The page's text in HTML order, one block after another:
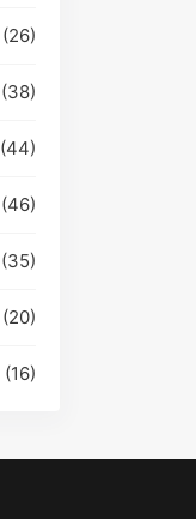
(26)
(38)
(44)
(46)
(35)
(20)
(16)